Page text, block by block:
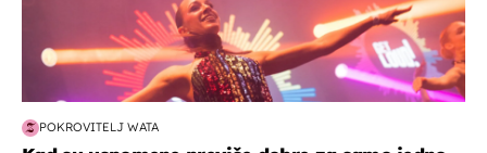
POKROVITELJ WATA